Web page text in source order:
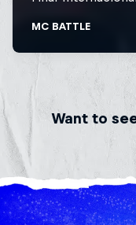
Want to